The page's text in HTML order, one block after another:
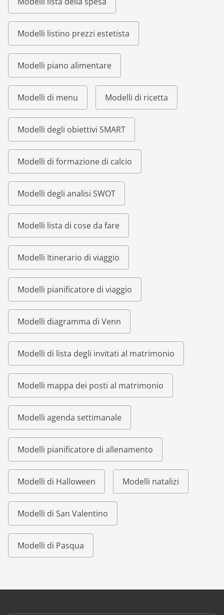
Modelli listino prezzi estetista
Modelli piano alimentare
Modelli di menu Modelli di ricetta
Modelli degli obiettivi SMART
Modelli di formazione di calcio
Modelli degli analisi SWOT
Modelli lista di cose da fare
Modelli Itinerario di viaggio
Modelli pianificatore di viaggio
Modelli diagramma di Venn
Modelli di lista degli invitati al matrimonio
Modelli mappa dei posti al matrimonio
Modelli agenda settimanale
Modelli pianificatore di allenamento
Modelli di Halloween Modelli natalizi
Modelli di San Valentino
Modelli di Pasqua